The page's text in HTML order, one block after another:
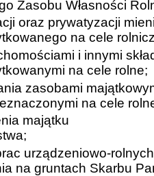
Zasobu Własności
oraz prywatyzacji
na cele
i innymi
na cele rolne;
zasobami
na cele
majątku
urządzeniowo-
na gruntach Skarbu